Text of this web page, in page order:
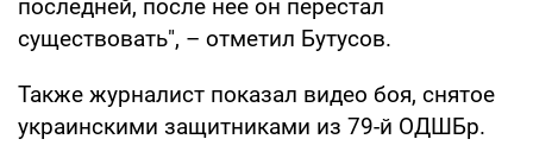
последней, после нее он перестал
существовать", – отметил Бутусов.
Также журналист показал видео боя, снятое
украинскими защитниками из 79-й ОДШБр.